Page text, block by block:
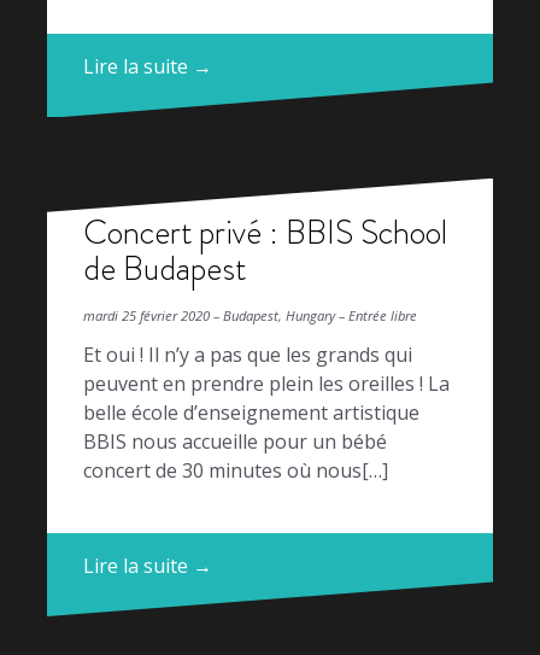
Lire la suite →
Concert privé : BBIS School
de Budapest
mardi 25 février 2020 – Budapest, Hungary – Entrée libre
Et oui ! Il n’y a pas que les grands qui
peuvent en prendre plein les oreilles ! La
belle école d’enseignement artistique
BBIS nous accueille pour un bébé
concert de 30 minutes où nous[…]
Lire la suite →